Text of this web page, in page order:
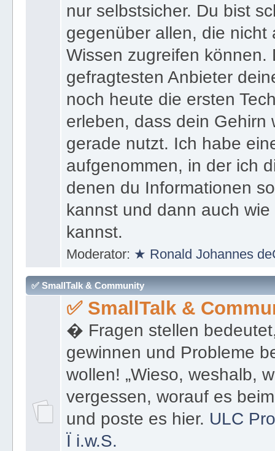
nur selbstsicher. Du bist
gegenüber allen, die nicht
Wissen zugreifen können.
gefragtesten Anbieter
noch heute die ersten
erleben, dass dein Gehirn
gerade nutzt. Ich habe
aufgenommen, in der ich
denen du Informationen
kannst und dann auch
kannst.
Moderator: ★ Ronald Johannes
✅ SmallTalk & Community
✅ SmallTalk &
� Fragen stellen
gewinnen und Probleme
wollen! „Wieso, weshalb,
vergessen, worauf es
und poste es hier. ULC
Ï i.w.S.